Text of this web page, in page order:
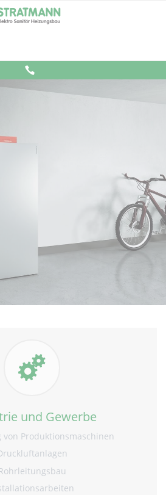
und Gewerbe
von Produktionsmaschinen